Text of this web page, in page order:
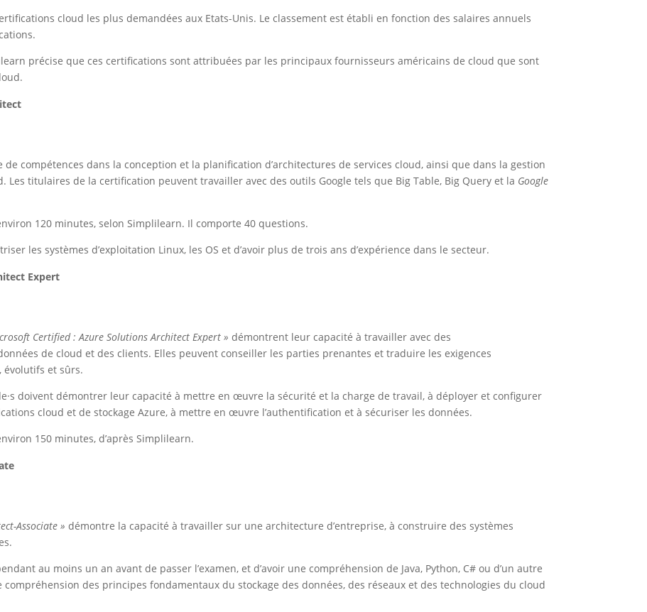
cloud les plus demandées aux Etats-Unis. Le classement est établi en fonction des salaires annuels
précise que ces certifications sont attribuées par les principaux fournisseurs américains de cloud que sont
compétences dans la conception et la planification d’architectures de services cloud, ainsi que dans la gestion
Les titulaires de la certification peuvent travailler avec des outils Google tels que Big Table, Big Query et la Google
120 minutes, selon Simplilearn. Il comporte 40 questions.
les systèmes d’exploitation Linux, les OS et d’avoir plus de trois ans d’expérience dans le secteur.
Expert
Certified : Azure Solutions Architect Expert » démontrent leur capacité à travailler avec des
de cloud et des clients. Elles peuvent conseiller les parties prenantes et traduire les exigences
évolutifs et sûrs.
doivent démontrer leur capacité à mettre en œuvre la sécurité et la charge de travail, à déployer et configurer
cloud et de stockage Azure, à mettre en œuvre l’authentification et à sécuriser les données.
150 minutes, d’après Simplilearn.
Associate » démontre la capacité à travailler sur une architecture d’entreprise, à construire des systèmes
au moins un an avant de passer l’examen, et d’avoir une compréhension de Java, Python, C# ou d’un autre
des principes fondamentaux du stockage des données, des réseaux et des technologies du cloud